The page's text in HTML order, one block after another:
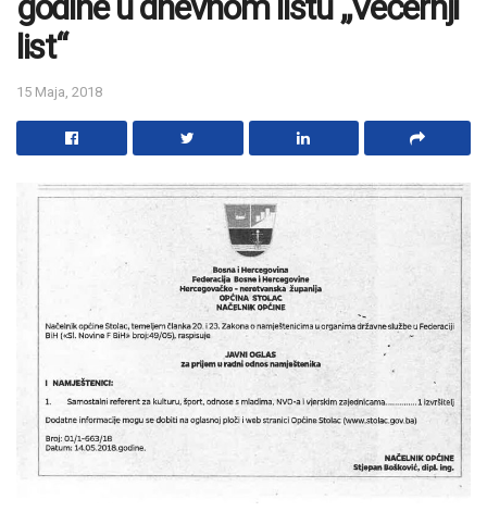
list“
15 Maja, 2018